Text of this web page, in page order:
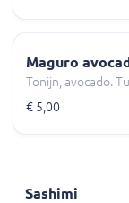
Maguro
Tonijn, avocado.
€ 5,00
Sashimi